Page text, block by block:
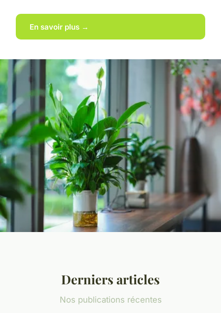
En savoir plus →
Derniers articles
Nos publications récentes